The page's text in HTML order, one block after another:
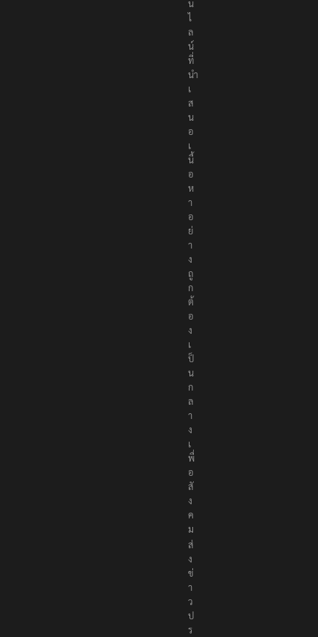
น
ไ
ล
น์
ที่
นำ
เ
ส
น
อ
เ
นื้
อ
ห
า
อ
ย่
า
ง
ถู
ก
ต้
อ
ง
เ
ป็
น
ก
ล
า
ง
เ
พื่
อ
สั
ง
ค
ม
ส่
ง
ข่
า
ว
ป
ร